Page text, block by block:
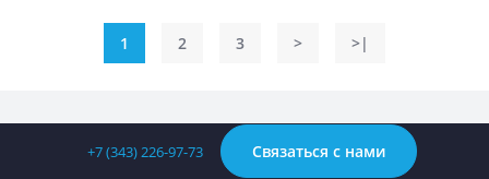
1 2 3 > >|
+7 (343) 226-97-73 Связаться с нами